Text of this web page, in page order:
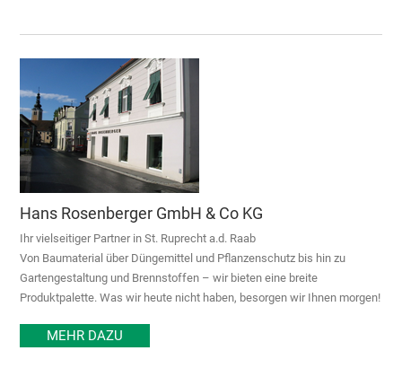
Hans Rosenberger GmbH & Co KG
Ihr vielseitiger Partner in St. Ruprecht a.d. Raab
Von Baumaterial über Düngemittel und Pflanzenschutz bis hin zu
Gartengestaltung und Brennstoffen – wir bieten eine breite
Produktpalette. Was wir heute nicht haben, besorgen wir Ihnen morgen!
MEHR DAZU